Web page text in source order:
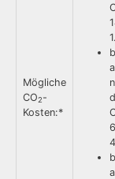
Mögliche
CO2-
Kosten:*